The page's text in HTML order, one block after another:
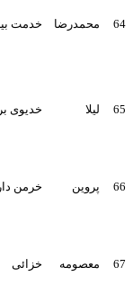
خدمت بین دانا 1515
خدیوی بروجنی 5502
خرمن دار 2137
خزائی 4986